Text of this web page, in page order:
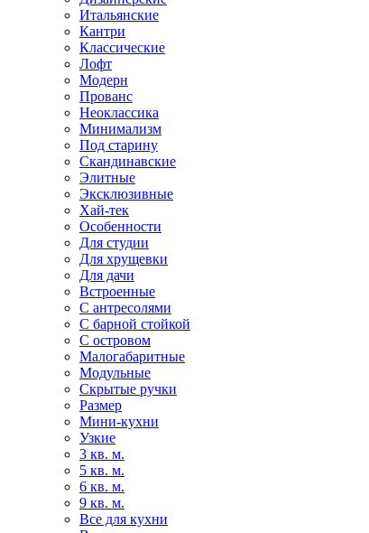
Итальянские
Кантри
Классические
Лофт
Модерн
Прованс
Неоклассика
Минимализм
Под старину
Скандинавские
Элитные
Эксклюзивные
Хай-тек
Особенности
Для студии
Для хрущевки
Для дачи
Встроенные
С антресолями
С барной стойкой
С островом
Малогабаритные
Модульные
Скрытые ручки
Размер
Мини-кухни
Узкие
3 кв. м.
5 кв. м.
6 кв. м.
9 кв. м.
Все для кухни